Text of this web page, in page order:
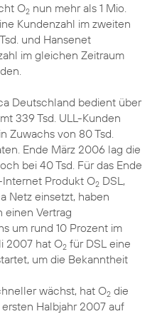
O2 nun mehr als 1 Mio.
Kundenzahl im zweiten
und Hansenet
im gleichen Zeitraum
Deutschland bedient über
339 Tsd. ULL-Kunden
Zuwachs von 80 Tsd.
Ende März 2006 lag die
bei 40 Tsd. Für das Ende
Produkt O2 DSL,
Netz einsetzt, haben
einen Vertrag
um rund 10 Prozent im
2007 hat O2 für DSL eine
um die Bekanntheit
wächst, hat O2 die
Halbjahr 2007 auf